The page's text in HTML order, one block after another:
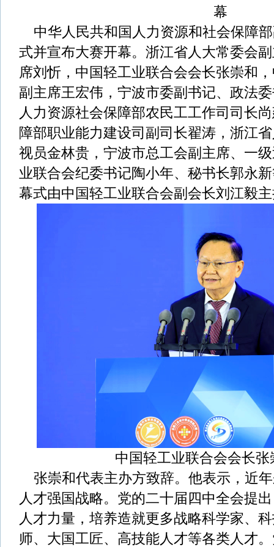
幕
中华人民共和国人力资源和社会保障
式并宣布大赛开幕。浙江省人大常委会
席刘忻，中国轻工业联合会会长张崇和
副主席王宏伟，宁波市委副书记、政法
人力资源社会保障部农民工工作司司长
障部职业能力建设司副司长翟涛，浙江
视员金林贵，宁波市总工会副主席、一
业联合会纪委书记陶小年、秘书长郭永
幕式由中国轻工业联合会副会长刘江毅
中国轻工业联合会会长张
张崇和代表主办方致辞。他表示，近
人才强国战略。党的二十届四中全会提
人才力量，培养造就更多战略科学家、
师、大国工匠、高技能人才等各类人才